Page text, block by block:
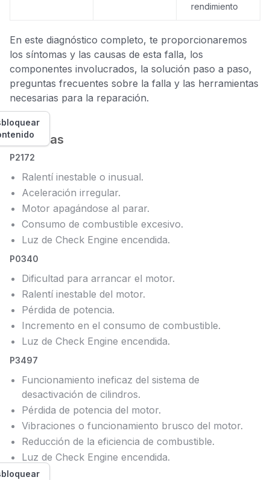
rendimiento
En este diagnóstico completo, te proporcionaremos
los síntomas y las causas de esta falla, los
componentes involucrados, la solución paso a paso,
preguntas frecuentes sobre la falla y las herramientas
necesarias para la reparación.
Síntomas
P2172
Ralentí inestable o inusual.
Aceleración irregular.
Motor apagándose al parar.
Consumo de combustible excesivo.
Luz de Check Engine encendida.
P0340
Dificultad para arrancar el motor.
Ralentí inestable del motor.
Pérdida de potencia.
Incremento en el consumo de combustible.
Luz de Check Engine encendida.
P3497
Funcionamiento ineficaz del sistema de
desactivación de cilindros.
Pérdida de potencia del motor.
Vibraciones o funcionamiento brusco del motor.
Reducción de la eficiencia de combustible.
Luz de Check Engine encendida.